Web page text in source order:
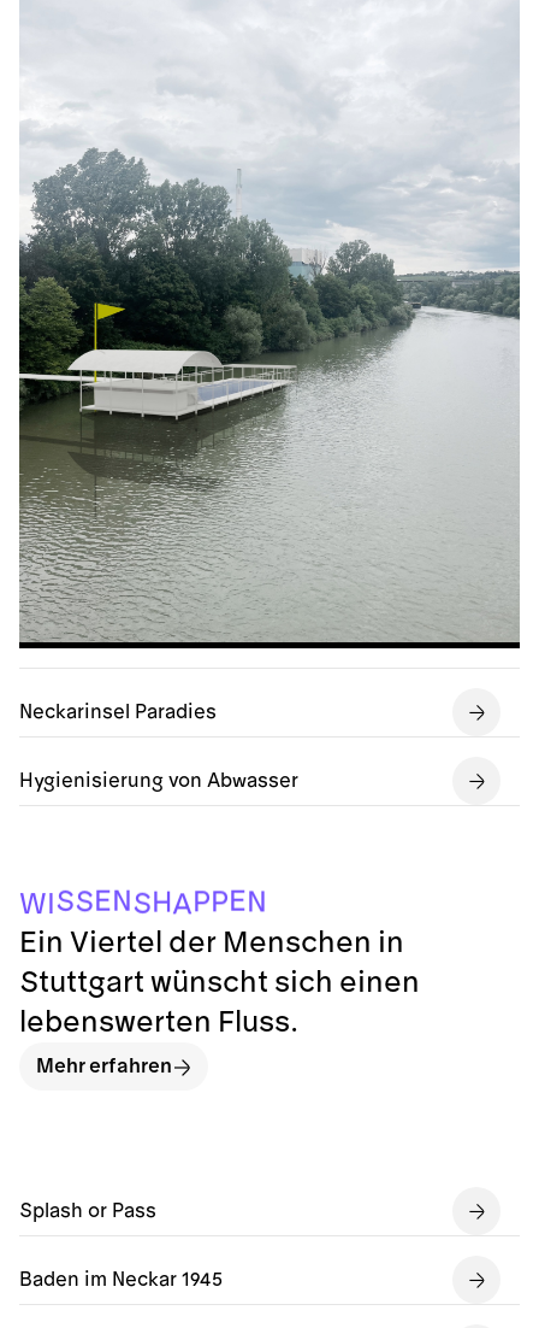
Neckarinsel Paradies
Hygienisierung von Abwasser
Splash or Pass
Baden im Neckar 1945
WISSENSHAPPEN
Ein Viertel der Menschen in
Stuttgart wünscht sich einen
lebenswerten Fluss.
Mehr erfahren